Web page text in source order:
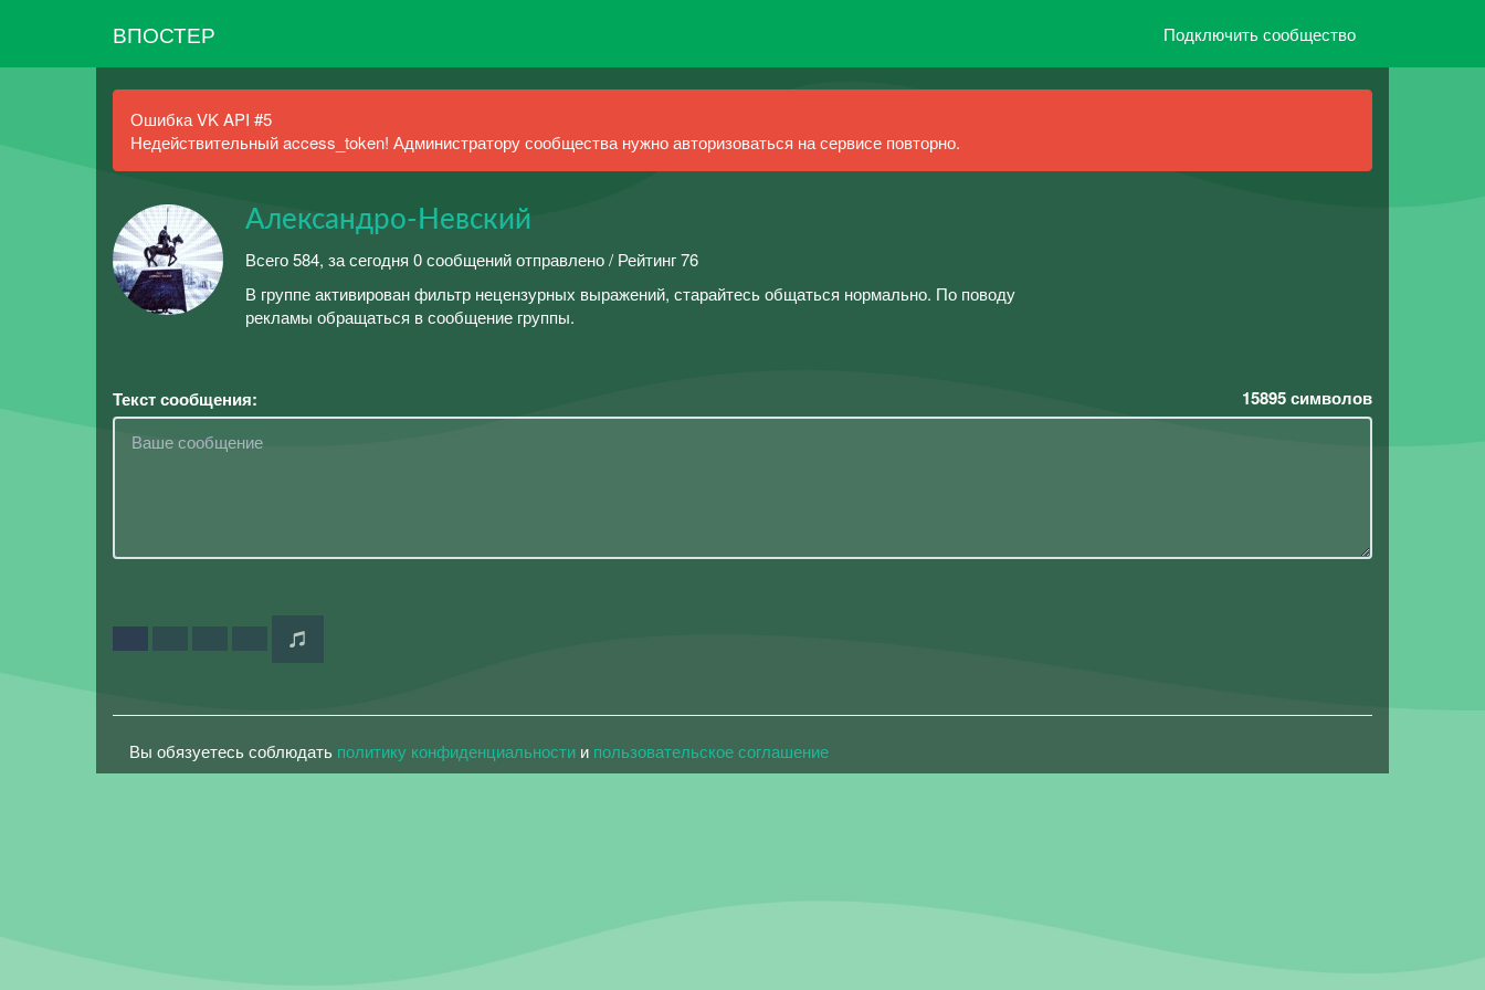
ВПОСТЕР Подключить сообщество
Ошибка VK API #5
Недействительный access_token! Администратору сообщества нужно авторизоваться на сервисе повторно.
Александро-Невский
Всего 584, за сегодня 0 сообщений отправлено / Рейтинг 76
В группе активирован фильтр нецензурных выражений, старайтесь общаться нормально. По поводу
рекламы обращаться в сообщение группы.
Текст сообщения: 15895символов
Вы обязуетесь соблюдать политику конфиденциальности и пользовательское соглашение